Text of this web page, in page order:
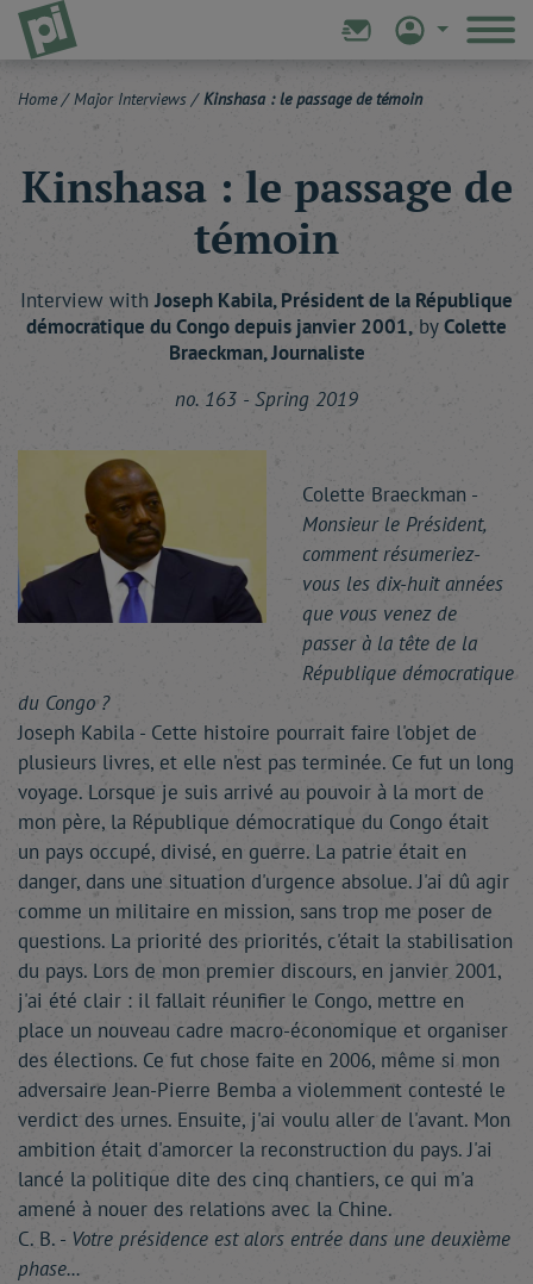
Home / Major Interviews / Kinshasa : le passage de témoin
Kinshasa : le passage de
témoin
Interview with Joseph Kabila, Président de la République
démocratique du Congo depuis janvier 2001, byColette
Braeckman, Journaliste
no. 163 - Spring 2019
Colette Braeckman -
Monsieur le Président,
comment résumeriez-
vous les dix-huit années
que vous venez de
passer à la tête de la
République démocratique
du Congo ?
Joseph Kabila - Cette histoire pourrait faire l'objet de
plusieurs livres, et elle n'est pas terminée. Ce fut un long
voyage. Lorsque je suis arrivé au pouvoir à la mort de
mon père, la République démocratique du Congo était
un pays occupé, divisé, en guerre. La patrie était en
danger, dans une situation d'urgence absolue. J'ai dû agir
comme un militaire en mission, sans trop me poser de
questions. La priorité des priorités, c'était la stabilisation
du pays. Lors de mon premier discours, en janvier 2001,
j'ai été clair : il fallait réunifier le Congo, mettre en
place un nouveau cadre macro-économique et organiser
des élections. Ce fut chose faite en 2006, même si mon
adversaire Jean-Pierre Bemba a violemment contesté le
verdict des urnes. Ensuite, j'ai voulu aller de l'avant. Mon
ambition était d'amorcer la reconstruction du pays. J'ai
lancé la politique dite des cinq chantiers, ce qui m'a
amené à nouer des relations avec la Chine.
C. B. - Votre présidence est alors entrée dans une deuxième
phase...